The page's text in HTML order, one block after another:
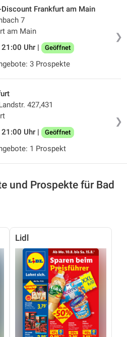
❯
Frankfurt am Main
7
am Main
Uhr |
Geöffnet
3 Prospekte
❯
427,431
Uhr |
Geöffnet
1 Prospekt
und Prospekte für Bad
Lidl